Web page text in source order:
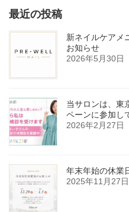
最近の投稿
新ネイルケアメ
お知らせ
2026年5月30日
当サロンは、東
ペーンに参加し
2026年2月27日
年末年始の休業
2025年11月27日